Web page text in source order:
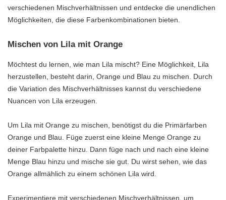
verschiedenen Mischverhältnissen und entdecke die unendlichen
Möglichkeiten, die diese Farbenkombinationen bieten.
Mischen von Lila mit Orange
Möchtest du lernen, wie man Lila mischt? Eine Möglichkeit, Lila
herzustellen, besteht darin, Orange und Blau zu mischen. Durch
die Variation des Mischverhältnisses kannst du verschiedene
Nuancen von Lila erzeugen.
Um Lila mit Orange zu mischen, benötigst du die Primärfarben
Orange und Blau. Füge zuerst eine kleine Menge Orange zu
deiner Farbpalette hinzu. Dann füge nach und nach eine kleine
Menge Blau hinzu und mische sie gut. Du wirst sehen, wie das
Orange allmählich zu einem schönen Lila wird.
Experimentiere mit verschiedenen Mischverhältnissen, um